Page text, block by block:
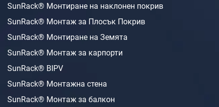
SunRack® Монтиране на наклонен покрив
SunRack® Монтаж за Плосък Покрив
SunRack® Монтиране на Земята
SunRack® Монтаж за карпорти
SunRack® BIPV
SunRack® Монтажна стена
SunRack® Монтаж за балкон